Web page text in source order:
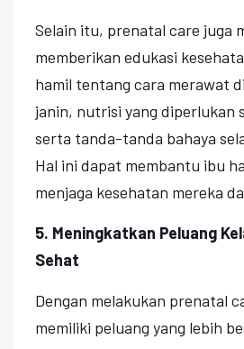
Selain itu, prenatal care juga
memberikan edukasi
hamil tentang cara merawat
janin, nutrisi yang diperlukan
serta tanda-tanda bahaya
Hal ini dapat membantu ibu
menjaga kesehatan mereka
5. Meningkatkan Peluang
Sehat
Dengan melakukan prenatal
memiliki peluang yang lebih